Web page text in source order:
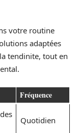
votre routine
adaptées
tendinite, tout en
Fréquence
Quotidien